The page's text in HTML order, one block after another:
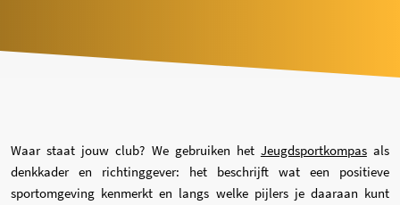
Waar staat jouw club? We gebruiken het Jeugdsportkompasals
denkkader en richtinggever: het beschrijft wat een positieve
sportomgeving kenmerkt en langs welke pijlers je daaraan kunt